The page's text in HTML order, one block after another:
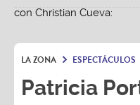
LA ZONA ESPECTÁCULOS
Patricia